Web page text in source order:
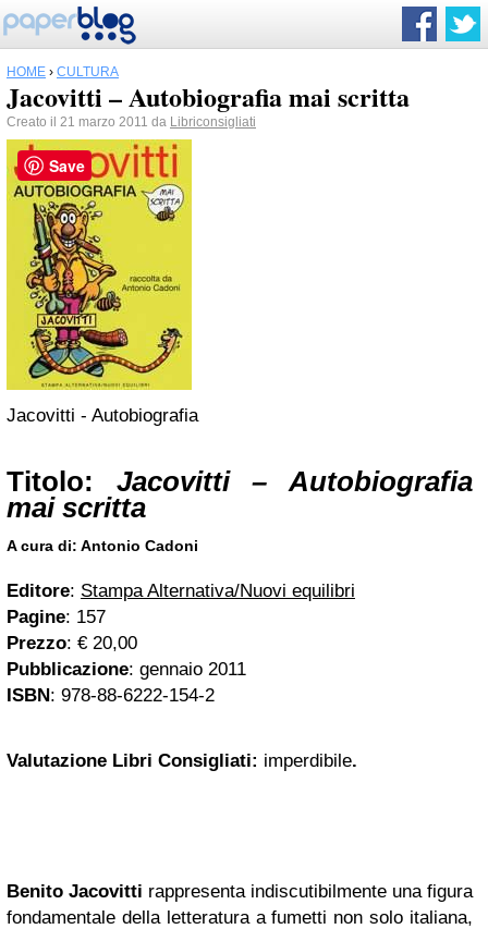
HOME › CULTURA
Jacovitti – Autobiografia mai scritta
Creato il 21 marzo 2011 da Libriconsigliati
Jacovitti - Autobiografia
Titolo: Jacovitti – Autobiografia
mai scritta
A cura di: Antonio Cadoni
Editore: Stampa Alternativa/Nuovi equilibri
Pagine: 157
Prezzo: € 20,00
Pubblicazione: gennaio 2011
ISBN: 978-88-6222-154-2
Valutazione Libri Consigliati: imperdibile.
Benito Jacovitti rappresenta indiscutibilmente una figura
fondamentale della letteratura a fumetti non solo italiana,
Save